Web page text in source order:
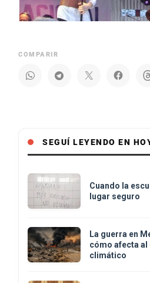
COMPARIR
SEGUÍ LEYENDO EN
Cuando la
lugar seguro
La guerra en
cómo afecta al
climático